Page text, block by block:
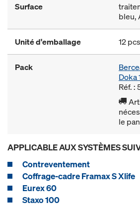
Surface
bleu,
Unité d'emballage 12
Pack
Doka
Réf. :
le
APPLICABLE AUX SYSTÈMES
Contreventement
Coffrage-cadre Framax S Xlife
Eurex 60
Staxo 100